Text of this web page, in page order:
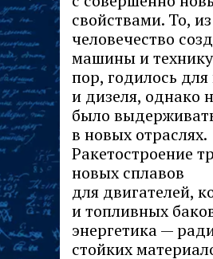
свойствами. То,
человечество
машины и
пор, годилось
и дизеля, однако
было
в новых отраслях.
Ракетостроение
новых сплавов
для двигателей,
и топливных
энергетика —
стойких